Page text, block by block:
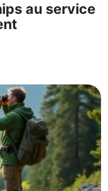
au service